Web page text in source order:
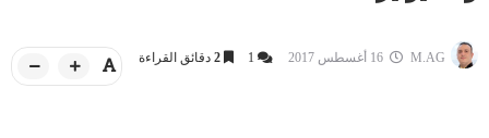
M.AG
1
2 دقائق القراءة